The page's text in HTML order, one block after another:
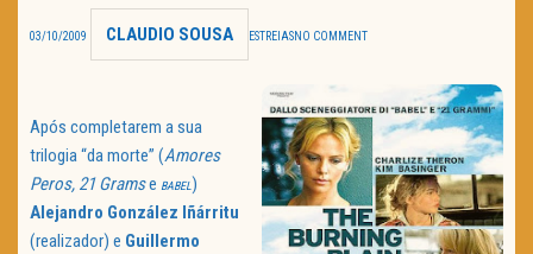
03/10/2009 CLAUDIO SOUSA ESTREIASNO COMMENT
Após completarem a sua
trilogia “da morte” (Amores
Peros, 21 Gramse BABEL)
Alejandro González Iñárritu
(realizador) e Guillermo